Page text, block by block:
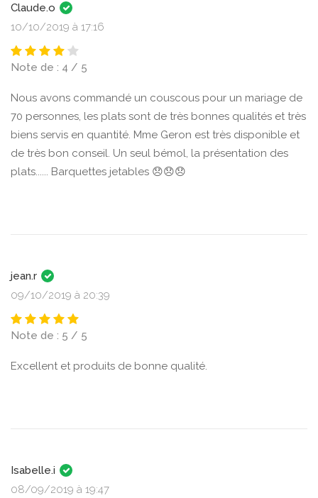
Claude.o
10/10/2019 à 17:16
Note de : 4 / 5
Nous avons commandé un couscous pour un mariage de
70 personnes, les plats sont de très bonnes qualités et très
biens servis en quantité. Mme Geron est très disponible et
de très bon conseil. Un seul bémol, la présentation des
plats...... Barquettes jetables 😞😞😞
jean.r
09/10/2019 à 20:39
Note de : 5 / 5
Excellent et produits de bonne qualité.
Isabelle.i
08/09/2019 à 19:47